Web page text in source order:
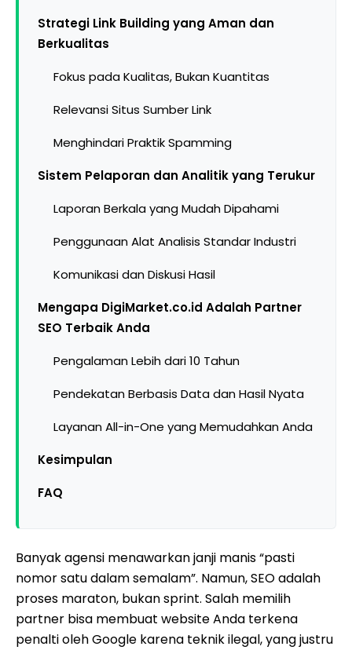
Strategi Link Building yang Aman dan
Berkualitas
Fokus pada Kualitas, Bukan Kuantitas
Relevansi Situs Sumber Link
Menghindari Praktik Spamming
Sistem Pelaporan dan Analitik yang Terukur
Laporan Berkala yang Mudah Dipahami
Penggunaan Alat Analisis Standar Industri
Komunikasi dan Diskusi Hasil
Mengapa DigiMarket.co.id Adalah Partner
SEO Terbaik Anda
Pengalaman Lebih dari 10 Tahun
Pendekatan Berbasis Data dan Hasil Nyata
Layanan All-in-One yang Memudahkan Anda
Kesimpulan
FAQ
Banyak agensi menawarkan janji manis “pasti
nomor satu dalam semalam”. Namun, SEO adalah
proses maraton, bukan sprint. Salah memilih
partner bisa membuat website Anda terkena
penalti oleh Google karena teknik ilegal, yang justru